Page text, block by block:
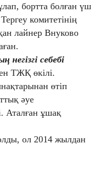
бортта болған үш
комитетінің
лайнер Внуково
себебі
ТЖҚ өкілі.
өтіп
әуе
Аталған ұшақ
ол 2014 жылдан